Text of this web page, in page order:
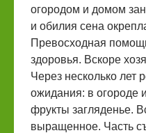
огородом и домом
и обилия сена
Превосходная
здоровья. Вскоре
Через несколько лет
ожидания: в огороде
фрукты загляденье.
выращенное. Часть